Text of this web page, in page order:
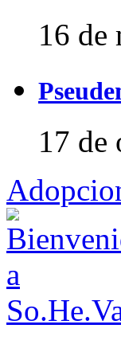
16 de
17 de